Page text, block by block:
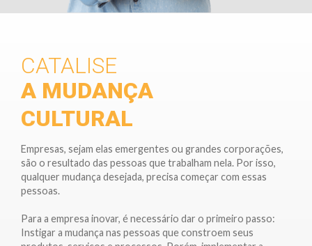
CATALISE
A MUDANÇA
CULTURAL
Empresas, sejam elas emergentes ou grandes corporações,
são o resultado das pessoas que trabalham nela. Por isso,
qualquer mudança desejada, precisa começar com essas
pessoas.
Para a empresa inovar, é necessário dar o primeiro passo:
Instigar a mudança nas pessoas que constroem seus